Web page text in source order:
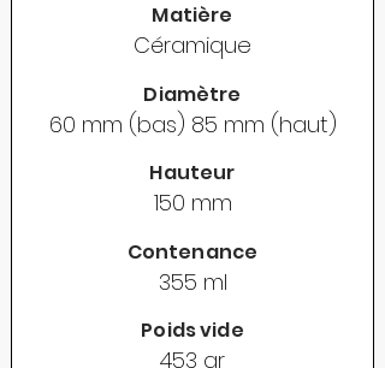
Matière
Céramique
Diamètre
60 mm (bas) 85 mm (haut)
Hauteur
150 mm
Contenance
355 ml
Poids vide
453 gr